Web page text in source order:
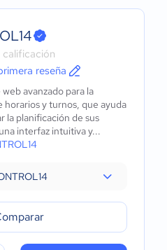
calificación
reseña
avanzado para la
horarios y turnos, que ayuda
la planificación de sus
interfaz intuitiva y...